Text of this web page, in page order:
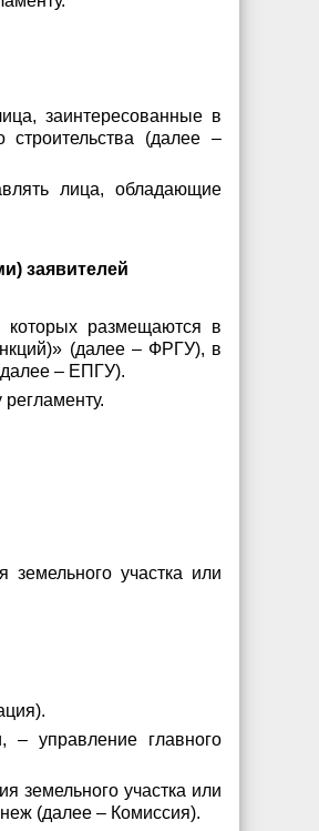
заинтересованные в
строительства (далее –
лица, обладающие
заявителей
которых размещаются в
(далее – ФРГУ), в
– ЕПГУ).
участка или
– управление главного
земельного участка или
(далее – Комиссия).